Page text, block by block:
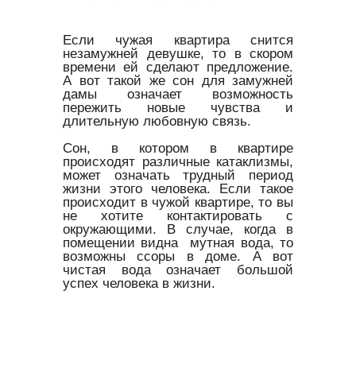
Если чужая квартира снится
незамужней девушке, то в скором
времени ей сделают предложение.
А вот такой же сон для замужней
дамы означает возможность
пережить новые чувства и
длительную любовную связь.
Сон, в котором в квартире
происходят различные катаклизмы,
может означать трудный период
жизни этого человека. Если такое
происходит в чужой квартире, то вы
не хотите контактировать с
окружающими. В случае, когда в
помещении видна мутная вода, то
возможны ссоры в доме. А вот
чистая вода означает большой
успех человека в жизни.